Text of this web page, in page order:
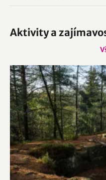
Aktivity a